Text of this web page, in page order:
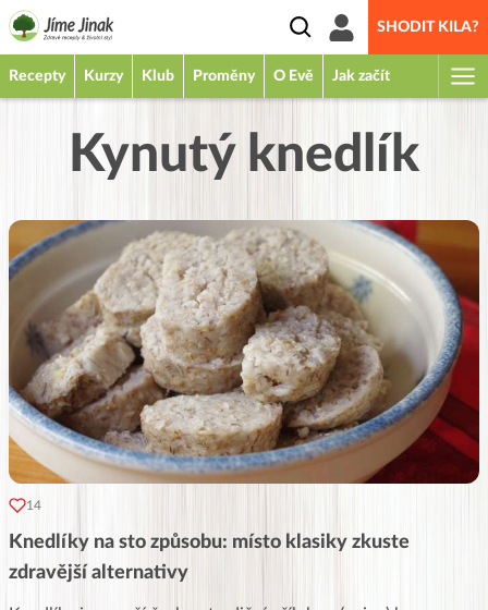
SHODIT KILA?
Recepty Kurzy Klub Proměny O Evě Jak začít
Kynutý knedlík
14
Knedlíky na sto způsobu: místo klasiky zkuste
zdravější alternativy